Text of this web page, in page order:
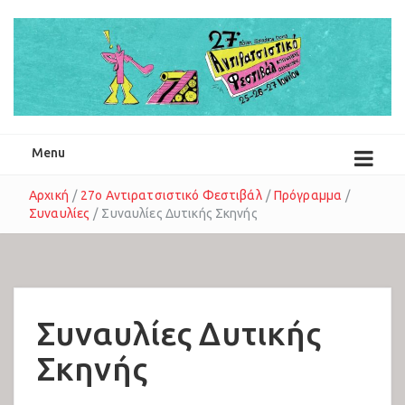
Menu
Συναυλίες Δυτικής Σκηνής
Αρχική / 27ο Αντιρατσιστικό Φεστιβάλ / Πρόγραμμα /
Συναυλίες / Συναυλίες Δυτικής Σκηνής
Συναυλίες Δυτικής
Σκηνής